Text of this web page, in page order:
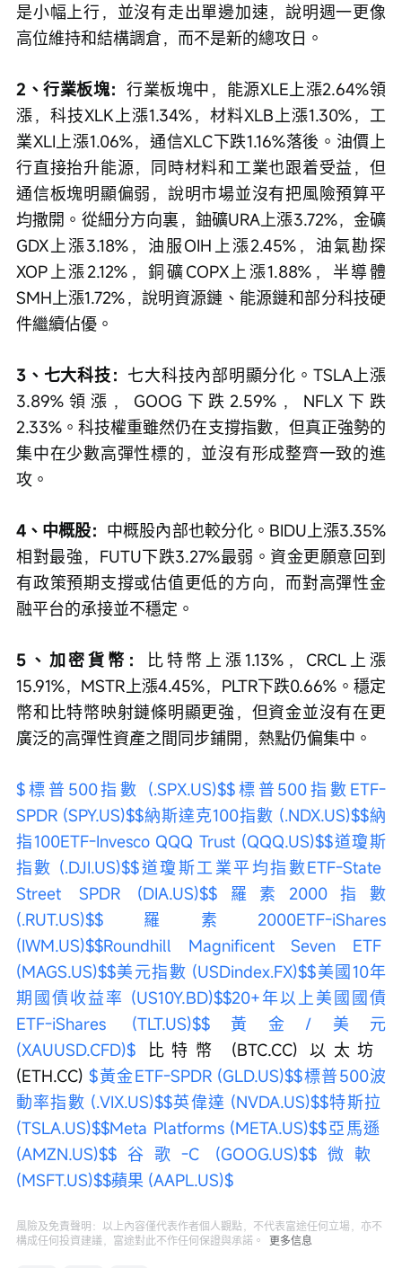
是小幅上行，並沒有走出單邊加速，說明週一更像
高位維持和結構調倉，而不是新的總攻日。
2、行業板塊：行業板塊中，能源XLE上漲2.64%領
漲，科技XLK上漲1.34%，材料XLB上漲1.30%，工
業XLI上漲1.06%，通信XLC下跌1.16%落後。油價上
行直接抬升能源，同時材料和工業也跟着受益，但
通信板塊明顯偏弱，說明市場並沒有把風險預算平
均撒開。從細分方向裏，鈾礦URA上漲3.72%，金礦
GDX上漲3.18%，油服OIH上漲2.45%，油氣勘探
XOP上漲2.12%，銅礦COPX上漲1.88%，半導體
SMH上漲1.72%，說明資源鏈、能源鏈和部分科技硬
件繼續佔優。
3、七大科技： 七大科技內部明顯分化。TSLA上漲
3.89%領漲，GOOG下跌2.59%，NFLX下跌
2.33%。科技權重雖然仍在支撐指數，但真正強勢的
集中在少數高彈性標的，並沒有形成整齊一致的進
攻。
4、中概股： 中概股內部也較分化。BIDU上漲3.35%
相對最強，FUTU下跌3.27%最弱。資金更願意回到
有政策預期支撐或估值更低的方向，而對高彈性金
融平台的承接並不穩定。
5、加密貨幣： 比特幣上漲1.13%，CRCL上漲
15.91%，MSTR上漲4.45%，PLTR下跌0.66%。穩定
幣和比特幣映射鏈條明顯更強，但資金並沒有在更
廣泛的高彈性資產之間同步鋪開，熱點仍偏集中。
$標普500指數 (.SPX.US)$$標普500指數ETF-
SPDR (SPY.US)$$納斯達克100指數 (.NDX.US)$$納
指100ETF-Invesco QQQ Trust (QQQ.US)$$道瓊斯
指數 (.DJI.US)$$道瓊斯工業平均指數ETF-State
Street SPDR (DIA.US)$$羅素2000指數
(.RUT.US)$$羅素2000ETF-iShares
(IWM.US)$$Roundhill Magnificent Seven ETF
(MAGS.US)$$美元指數 (USDindex.FX)$$美國10年
期國債收益率 (US10Y.BD)$$20+年以上美國國債
ETF-iShares (TLT.US)$$黃金/美元
(XAUUSD.CFD)$ 比特幣 (BTC.CC) 以太坊
(ETH.CC) $黃金ETF-SPDR (GLD.US)$$標普500波
動率指數 (.VIX.US)$$英偉達 (NVDA.US)$$特斯拉
(TSLA.US)$$Meta Platforms (META.US)$$亞馬遜
(AMZN.US)$$谷歌-C (GOOG.US)$$微軟
(MSFT.US)$$蘋果 (AAPL.US)$
風險及免責聲明：以上內容僅代表作者個人觀點，不代表富途任何立場，亦不
構成任何投資建議，富途對此不作任何保證與承諾。
更多信息